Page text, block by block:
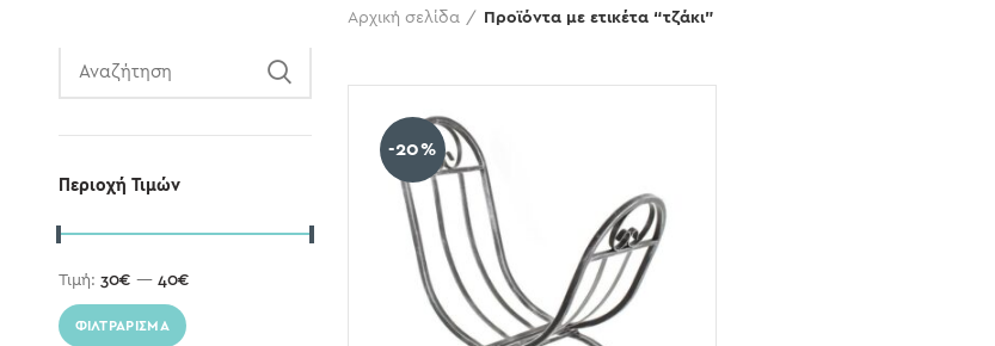
Περιοχή Τιμών
ΦΙΛΤΡΆΡΙΣΜΑ
Τιμή: 30€ — 40€
Αρχική σελίδα Προϊόντα με ετικέτα “τζάκι”
-20%